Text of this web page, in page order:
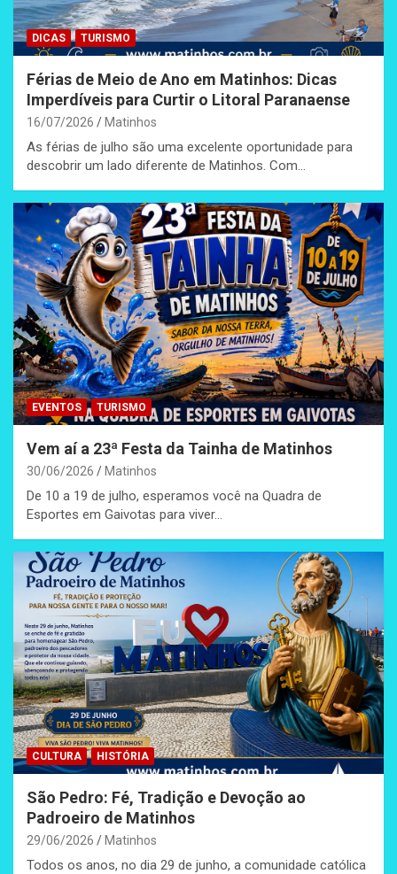
DICAS TURISMO
Férias de Meio de Ano em Matinhos: Dicas
Imperdíveis para Curtir o Litoral Paranaense
16/07/2026 Matinhos
As férias de julho são uma excelente oportunidade para
descobrir um lado diferente de Matinhos. Com…
EVENTOS TURISMO
Vem aí a 23ª Festa da Tainha de Matinhos
30/06/2026 Matinhos
De 10 a 19 de julho, esperamos você na Quadra de
Esportes em Gaivotas para viver…
CULTURA HISTÓRIA
São Pedro: Fé, Tradição e Devoção ao
Padroeiro de Matinhos
29/06/2026 Matinhos
Todos os anos, no dia 29 de junho, a comunidade católica